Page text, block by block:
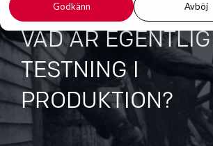
Godkänn Avböj
VAD ÄR
TESTNING I
PRODUKTION?